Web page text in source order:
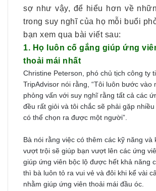
sợ như vậy, để hiểu hơn về
trong suy nghĩ của họ mỗi buổi
bạn xem qua bài viết sau:
1. Họ luôn cố gắng giúp ứng
thoải mái nhất
Christine Peterson, phó chủ tịch công ty
TripAdvisor nói rằng, “Tôi luôn bước vào
phỏng vấn với suy nghĩ rằng tất cả các
đều rất giỏi và tôi chắc sẽ phải gặp
có thể chọn ra được một người”.
Bà nói rằng việc có thêm các kỹ năng và
vượt trội sẽ giúp bạn vượt lên các ứng
giúp ứng viên bộc lộ được hết khả năng
thì bà luôn tỏ ra vui vẻ và đôi khi kể vài
nhằm giúp ứng viên thoải mái đầu óc.